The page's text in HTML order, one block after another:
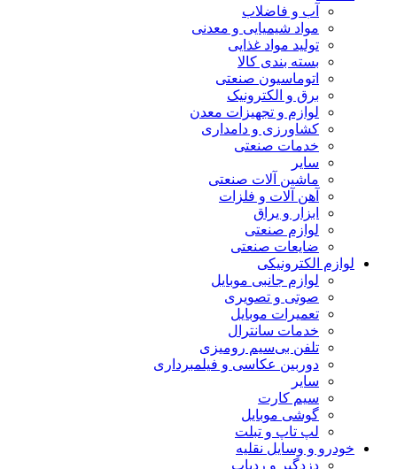
آب و فاضلاب
مواد شیمیایی و معدنی
تولید مواد غذایی
بسته بندی کالا
اتوماسیون صنعتی
برق و الکترونیک
لوازم و تجهیزات معدن
کشاورزی و دامداری
خدمات صنعتی
سایر
ماشین آلات صنعتی
آهن آلات و فلزات
ابزار و یراق
لوازم صنعتی
ضایعات صنعتی
لوازم الکترونیکی
لوازم جانبی موبایل
صوتی و تصویری
تعمیرات موبایل
خدمات سانترال
تلفن بی‌سیم رومیزی
دوربین عکاسی و فیلمبرداری
سایر
سیم کارت
گوشی موبایل
لپ تاپ و تبلت
خودرو و وسایل نقلیه
دزدگیر و ردیاب